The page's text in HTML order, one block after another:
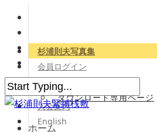
杉浦則夫写真集
会員ログイン
会員専用サイト
ダウンロード専用ページ
入会案内
English
ホーム